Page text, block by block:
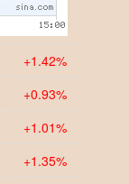
+1.42%
+0.93%
+1.01%
+1.35%